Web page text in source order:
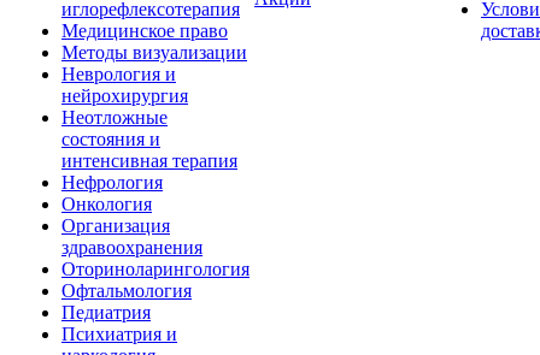
иглорефлексотерапия
Медицинское право
Методы визуализации
Неврология и
нейрохирургия
Неотложные
состояния и
интенсивная терапия
Нефрология
Онкология
Организация
здравоохранения
Оториноларингология
Офтальмология
Педиатрия
Психиатрия и